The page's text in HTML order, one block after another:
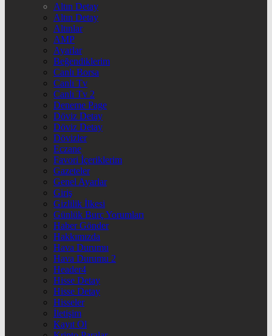
Altın Detay
Altın Detay
Altınlar
AMP
Ayarlar
Beğendiklerim
Canlı Borsa
Canlı Tv
Canlı Tv 2
Deneme Page
Döviz Detay
Döviz Detay
Dövizler
Eczane
Favori İçeriklerim
Gazeteler
Genel Ayarlar
Giriş
Gizlilik İlkesi
Günlük Burç Yorumları
Haber Gönder
Hakkımızda
Hava Durumu
Hava Durumu 2
Header4
Hisse Detay
Hisse Detay
Hisseler
İletişim
Kayıt Ol